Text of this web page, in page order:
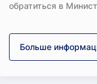
обратиться в
Больше